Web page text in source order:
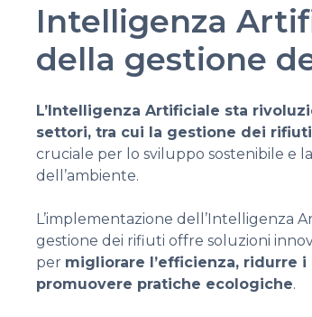
Intelligenza
della gestione
L’Intelligenza Artificiale sta
settori, tra cui la gestione dei rifiuti
cruciale per lo sviluppo sostenibile e
dell’ambiente.
L’implementazione dell’Intelligenza
gestione dei rifiuti offre soluzioni
per migliorare l’efficienza, ridurre i
promuovere pratiche ecologiche.